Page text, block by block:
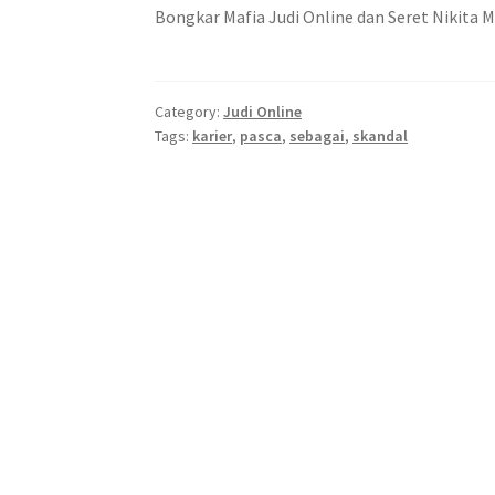
Bongkar Mafia Judi Online dan Seret Nikita
Category:Judi Online
Tags: karier, pasca, sebagai, skandal